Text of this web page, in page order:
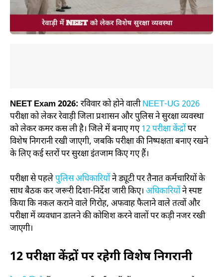
NEET Exam 2026: रविवार को होने वालीNEET-UG 2026
परीक्षा को लेकर रेवाड़ी जिला प्रशासन और पुलिस ने सुरक्षा व्यवस्था
को लेकर कमर कस ली है। जिले में बनाए गए12 परीक्षा केंद्रोंपर
विशेष निगरानी रखी जाएगी, जबकि परीक्षा की निष्पक्षता बनाए रखने
के लिए कई स्तरों पर सुरक्षा इंतजाम किए गए हैं।
परीक्षा से पहलेपुलिस अधिकारियोंने ड्यूटी पर तैनात कर्मचारियों के
साथ बैठक कर जरूरी दिशा-निर्देश जारी किए। अधिकारियोंने स्पष्ट
किया कि नकल कराने वाले गिरोह, अफवाह फैलाने वाले तत्वों और
परीक्षा में व्यवधान डालने की कोशिश करने वालों पर कड़ी नजर रखी
जाएगी।
12 परीक्षा केंद्रों पर रहेगी विशेष निगरानी